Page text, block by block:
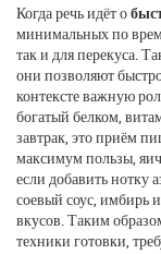
Когда речь идёт о
минимальных по
так и для перекуса .
они позволяют
контексте важную
богатый белком,
завтрак это приём
максимум пользы ,
если добавить нотку
соевый соус, имбирь
вкусов. Таким
техники готовки,